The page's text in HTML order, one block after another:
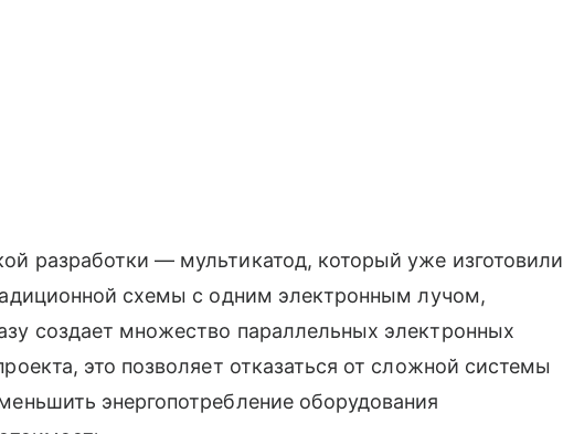
разработки — мультикатод, который уже изготовили
схемы с одним электронным лучом,
создает множество параллельных электронных
это позволяет отказаться от сложной системы
энергопотребление оборудования